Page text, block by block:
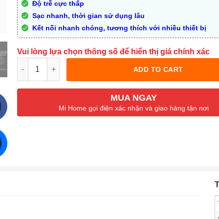
Độ trễ cực thấp
Sạc nhanh, thời gian sử dụng lâu
Kết nối nhanh chóng, tương thích với nhiều thiết bị
Vui lòng lựa chọn thông số để hiển thị giá chính xác
ADD TO CART
MUA NGAY
Mi Home gọi điện xác nhận và giao hàng tận nơi